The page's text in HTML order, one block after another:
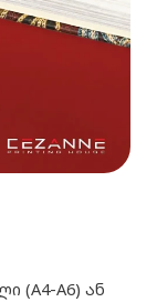
(A4-A6) ან